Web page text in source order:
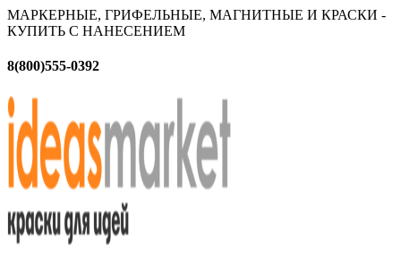
МАРКЕРНЫЕ, ГРИФЕЛЬНЫЕ, МАГНИТНЫЕ И КРАСКИ -
КУПИТЬ С НАНЕСЕНИЕМ
8(800)555-0392